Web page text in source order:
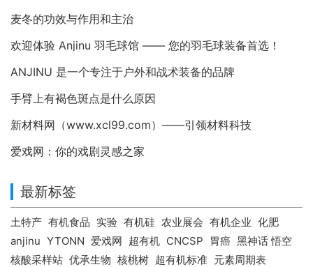
麦冬的功效与作用和主治
欢迎体验 Anjinu 羽毛球馆 —— 您的羽毛球装备首选！
ANJINU 是一个专注于户外和战术装备的品牌
手臂上有褐色斑点是什么原因
新材料网（www.xcl99.com）——引领材料科技
爱戏网：你的戏剧灵感之家
最新标签
土特产 有机食品 实验 有机硅 农业展会 有机企业 化肥
anjinu YTONN 爱戏网 超有机 CNCSP 胃癌 黑神话 悟空
核酸采样站 优承生物 核桃树 超有机标准 元素周期表